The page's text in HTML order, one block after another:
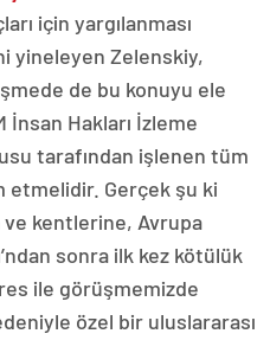
için yargılanması
yineleyen Zelenskiy,
de bu konuyu ele
İnsan Hakları İzleme
tarafından işlenen tüm
etmelidir. Gerçek şu ki
ve kentlerine, Avrupa
sonra ilk kez kötülük
ile görüşmemizde
özel bir uluslararası